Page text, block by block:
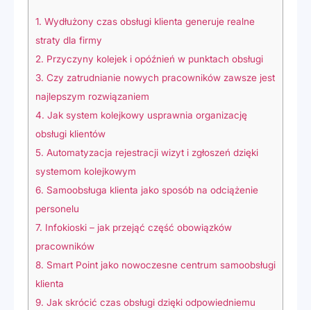
1. Wydłużony czas obsługi klienta generuje realne
straty dla firmy
2. Przyczyny kolejek i opóźnień w punktach obsługi
3. Czy zatrudnianie nowych pracowników zawsze jest
najlepszym rozwiązaniem
4. Jak system kolejkowy usprawnia organizację
obsługi klientów
5. Automatyzacja rejestracji wizyt i zgłoszeń dzięki
systemom kolejkowym
6. Samoobsługa klienta jako sposób na odciążenie
personelu
7. Infokioski – jak przejąć część obowiązków
pracowników
8. Smart Point jako nowoczesne centrum samoobsługi
klienta
9. Jak skrócić czas obsługi dzięki odpowiedniemu